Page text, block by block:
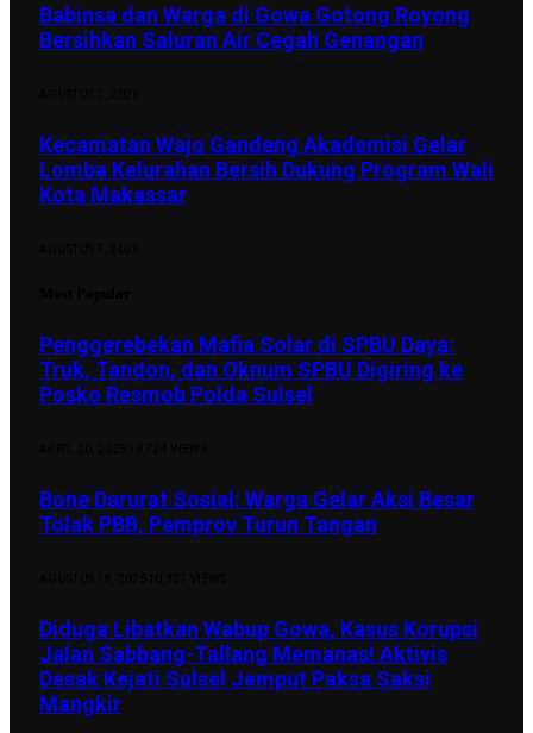
Babinsa dan Warga di Gowa Gotong Royong
Bersihkan Saluran Air Cegah Genangan
Kecamatan Wajo Gandeng Akademisi Gelar
Lomba Kelurahan Bersih Dukung Program Wali
Kota Makassar
Penggerebekan Mafia Solar di SPBU Daya:
Truk, Tandon, dan Oknum SPBU Digiring ke
Posko Resmob Polda Sulsel
Bone Darurat Sosial: Warga Gelar Aksi Besar
Tolak PBB, Pemprov Turun Tangan
Diduga Libatkan Wabup Gowa, Kasus Korupsi
Jalan Sabbang-Tallang Memanas! Aktivis
Desak Kejati Sulsel Jemput Paksa Saksi
Mangkir